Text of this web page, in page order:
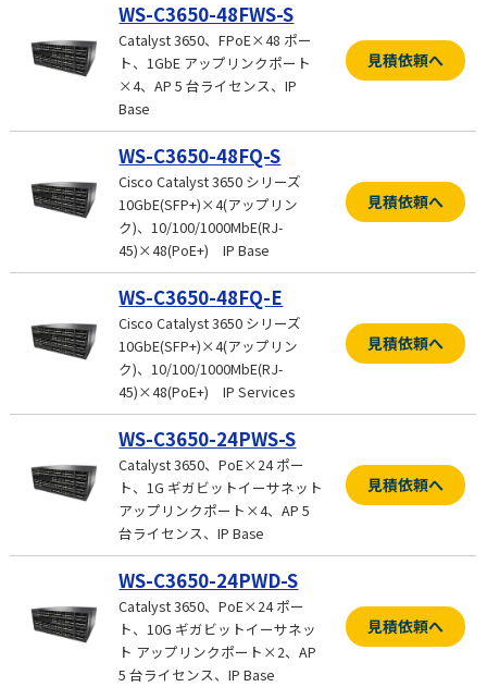
WS-C3650-48FWS-S
Catalyst 3650、FPoE×48 ポー
ト、1GbE アップリンクポート
×4、AP 5 台ライセンス、IP
Base
見積依頼へ
WS-C3650-48FQ-S
Cisco Catalyst 3650 シリーズ
10GbE(SFP+)×4(アップリン
ク)、10/100/1000MbE(RJ-
45)×48(PoE+) IP Base
見積依頼へ
WS-C3650-48FQ-E
Cisco Catalyst 3650 シリーズ
10GbE(SFP+)×4(アップリン
ク)、10/100/1000MbE(RJ-
45)×48(PoE+) IP Services
見積依頼へ
WS-C3650-24PWS-S
Catalyst 3650、PoE×24 ポー
ト、1G ギガビットイーサネット
アップリンクポート×4、AP 5
台ライセンス、IP Base
見積依頼へ
WS-C3650-24PWD-S
Catalyst 3650、PoE×24 ポー
ト、10G ギガビットイーサネッ
ト アップリンクポート×2、AP
5 台ライセンス、IP Base
見積依頼へ